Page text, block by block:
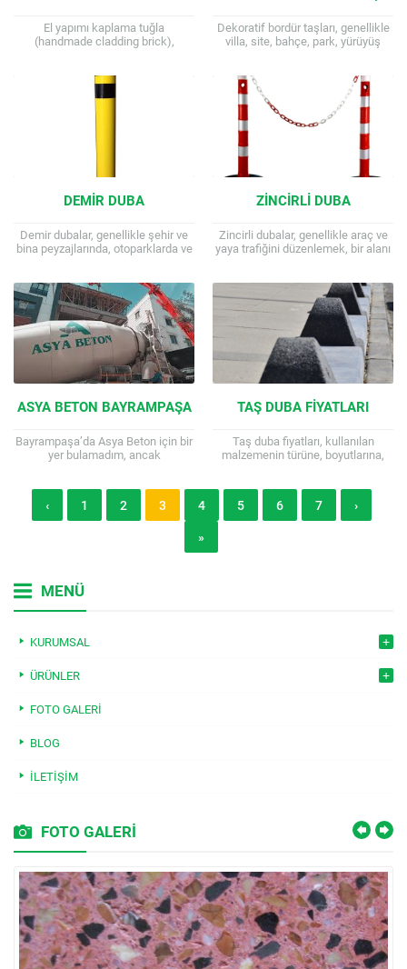
El yapımı kaplama tuğla
(handmade cladding brick),
tarafından özel kalıplarda elle şekil
verilerek...
Dekoratif bordür taşları, genellikle
villa, site, bahçe, park, yürüyüş
görünüm sağlamak ve...
DEMIR DUBA
Demir dubalar, genellikle şehir ve
bina peyzajlarında, otoparklarda ve
bariyerlerdir. Çok...
ZINCIRLI DUBA
Zincirli dubalar, genellikle araç ve
yaya trafiğini düzenlemek, bir alanı
ASYA BETON BAYRAMPAŞA
Bayrampaşa’da Asya Beton için bir
yer bulamadım, ancak
paylaşıyorum. Bu konum haritada
gösterilmiştir. Asya...
TAŞ DUBA FIYATLARI
Taş duba fiyatları, kullanılan
malzemenin türüne, boyutlarına,
nedenle, sabit bir...
‹ 1 2 3 4 5 6 7
›
»
MENÜ
KURUMSAL
ÜRÜNLER
FOTO GALERI
BLOG
İLETIŞIM
FOTO GALERİ